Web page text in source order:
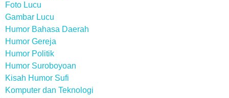
Foto Lucu
Gambar Lucu
Humor Bahasa Daerah
Humor Gereja
Humor Politik
Humor Suroboyoan
Kisah Humor Sufi
Komputer dan Teknologi